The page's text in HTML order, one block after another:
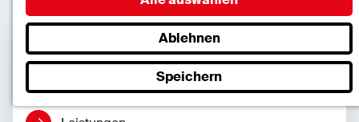
Essenzielle Cookies ermöglichen grundlegende
Funktionen und sind für die einwandfreie Funktion
der Website erforderlich.
SC.Cookie
Name:mscookie
Ablehnen
Speichern